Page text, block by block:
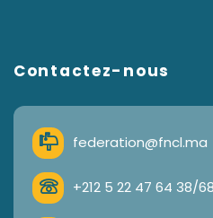
Contactez-nous
federation@fncl.ma
+212 5 22 47 64 38/68